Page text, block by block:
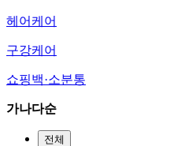
헤어케어
구강케어
쇼핑백·소분통
가나다순
전체